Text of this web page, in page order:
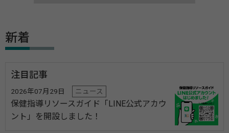
新着
注目記事
2026年07月29日 ニュース
保健指導リソースガイド「LINE公式アカウ
ント」を開設しました！